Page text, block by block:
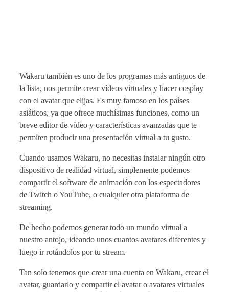
Wakaru también es uno de los programas más antiguos de
la lista, nos permite crear vídeos virtuales y hacer cosplay
con el avatar que elijas. Es muy famoso en los países
asiáticos, ya que ofrece muchísimas funciones, como un
breve editor de vídeo y características avanzadas que te
permiten producir una presentación virtual a tu gusto.
Cuando usamos Wakaru, no necesitas instalar ningún otro
dispositivo de realidad virtual, simplemente podemos
compartir el software de animación con los espectadores
de Twitch o YouTube, o cualquier otra plataforma de
streaming.
De hecho podemos generar todo un mundo virtual a
nuestro antojo, ideando unos cuantos avatares diferentes y
luego ir rotándolos por tu stream.
Tan solo tenemos que crear una cuenta en Wakaru, crear el
avatar, guardarlo y compartir el avatar o avatares virtuales